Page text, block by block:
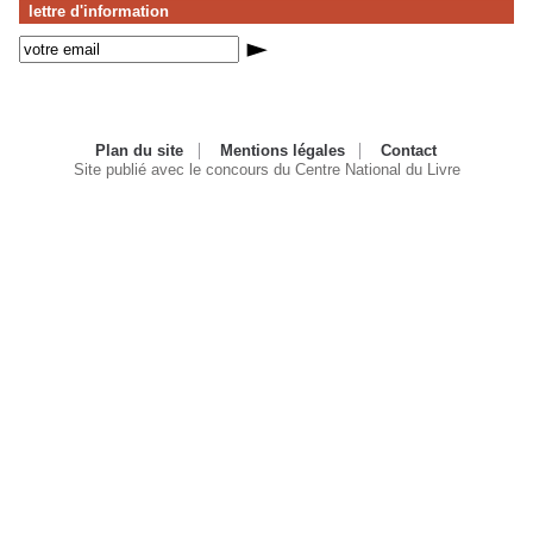
lettre d'information
Plan du site Mentions légales
Contact
Site publié avec le concours du Centre National du Livre